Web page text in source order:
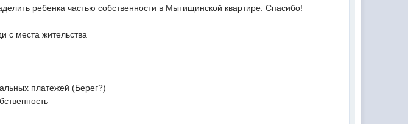
ребенка частью собственности в Мытищинской квартире. Спасибо!
с места жительства
платежей (Берег?)